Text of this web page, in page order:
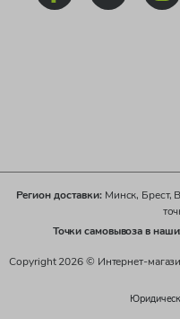
Регион доставки:Минск, Брест,
Точки самовывоза в
Copyright 2026 © Интернет-